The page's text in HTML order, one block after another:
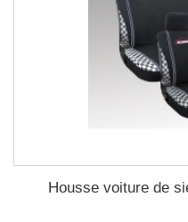
Housse voiture de